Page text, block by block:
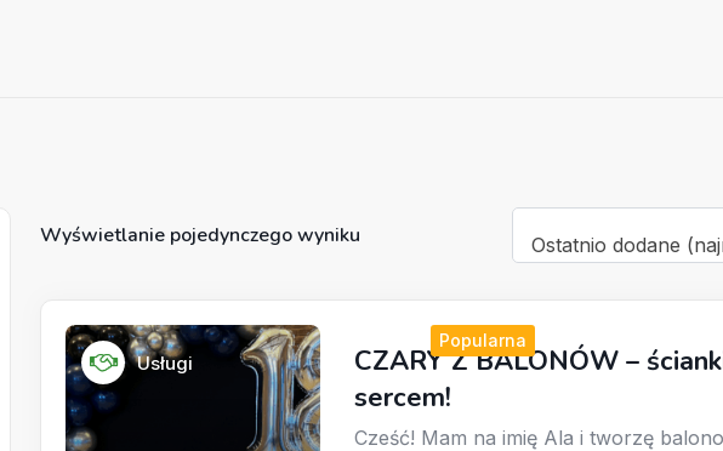
Wyświetlanie pojedynczego wyniku
Usługi
CZARY Z BALONÓW –
sercem!
Popularna
Cześć! Mam na imię Ala i tworzę